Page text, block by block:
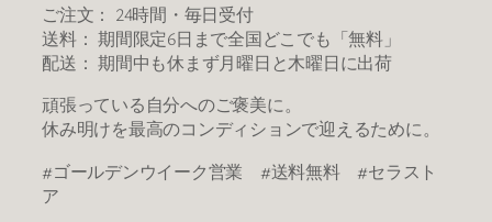
ご注文： 24時間・毎日受付
送料： 期間限定6日まで全国どこでも「無料」
配送： 期間中も休まず月曜日と木曜日に出荷
頑張っている自分へのご褒美に。
休み明けを最高のコンディションで迎えるために。
#ゴールデンウイーク営業 #送料無料 #セラスト
ア